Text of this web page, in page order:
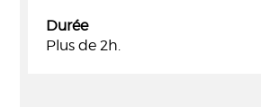
Durée
Plus de 2h.